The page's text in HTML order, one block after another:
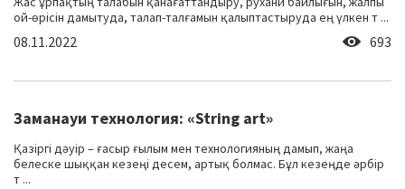
ой-өрісін дамытуда, талап-талғамын қалыптастыруда ең үлкен т ...
08.11.2022 693
Заманауи технология: «String art»
Қазіргі дәуір – ғасыр ғылым мен технологияның дамып, жаңа
белеске шыққан кезеңі десем, артық болмас. Бұл кезеңде әрбір
т ...